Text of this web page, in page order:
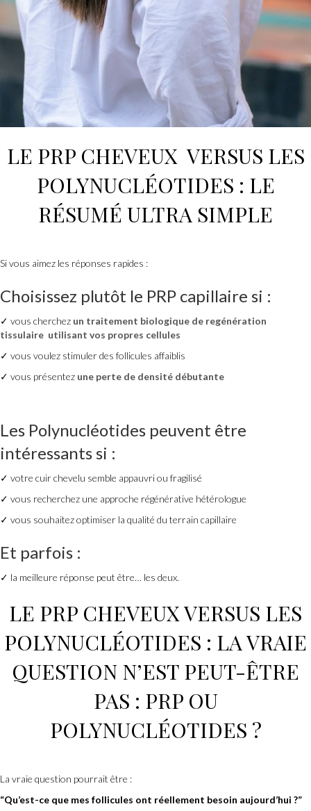
LE PRP CHEVEUX VERSUS LES
POLYNUCLÉOTIDES : LE
RÉSUMÉ ULTRA SIMPLE
Si vous aimez les réponses rapides :
Choisissez plutôt le PRP capillaire si :
✓ vous cherchez un traitement biologique de regénération
tissulaire utilisant vos propres cellules
✓ vous voulez stimuler des follicules affaiblis
✓ vous présentez une perte de densité débutante
Les Polynucléotides peuvent être
intéressants si :
✓ votre cuir chevelu semble appauvri ou fragilisé
✓ vous recherchez une approche régénérative hétérologue
✓ vous souhaitez optimiser la qualité du terrain capillaire
Et parfois :
✓ la meilleure réponse peut être… les deux.
LE PRP CHEVEUXVERSUS LES
POLYNUCLÉOTIDES : LA VRAIE
QUESTION N’EST PEUT-ÊTRE
PAS : PRPOU
POLYNUCLÉOTIDES ?
La vraie question pourrait être :
“Qu’est-ce que mes follicules ont réellement besoin aujourd’hui ?”